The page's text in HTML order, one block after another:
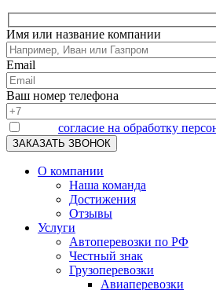
Имя или название компании
Email
Ваш номер телефона
согласие на обработку
О компании
Наша команда
Достижения
Отзывы
Услуги
Автоперевозки по РФ
Честный знак
Грузоперевозки
Авиаперевозки